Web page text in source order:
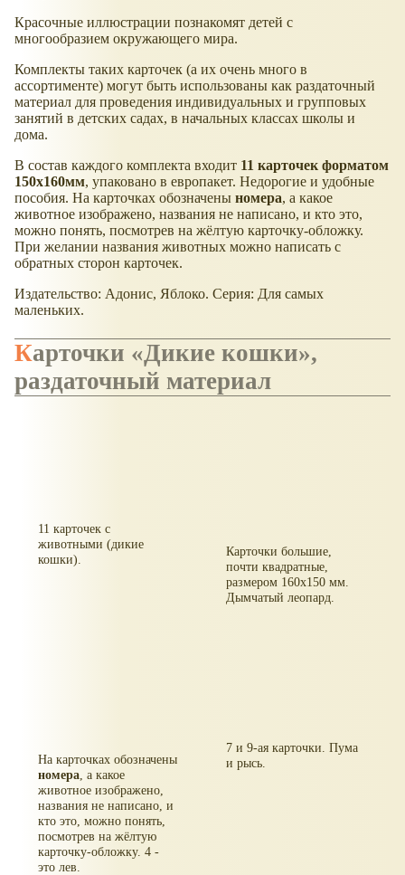
Красочные иллюстрации познакомят детей с
многообразием окружающего мира.
Комплекты таких карточек (а их очень много в
ассортименте) могут быть использованы как раздаточный
материал для проведения индивидуальных и групповых
занятий в детских садах, в начальных классах школы и
дома.
В состав каждого комплекта входит 11 карточек форматом
150х160мм, упаковано в европакет. Недорогие и удобные
пособия. На карточках обозначены номера, а какое
животное изображено, названия не написано, и кто это,
можно понять, посмотрев на жёлтую карточку-обложку.
При желании названия животных можно написать с
обратных сторон карточек.
Издательство: Адонис, Яблоко. Серия: Для самых
маленьких.
Карточки Дикие кошки ,
раздаточный материал
11 карточек с
животными (дикие
кошки).
Карточки большие,
почти квадратные,
размером 160x150 мм.
Дымчатый леопард.
На карточках обозначены
номера , а какое
животное изображено,
названия не написано, и
кто это, можно понять,
посмотрев на жёлтую
карточку-обложку. 4 -
это лев.
7 и 9-ая карточки. Пума
и рысь.